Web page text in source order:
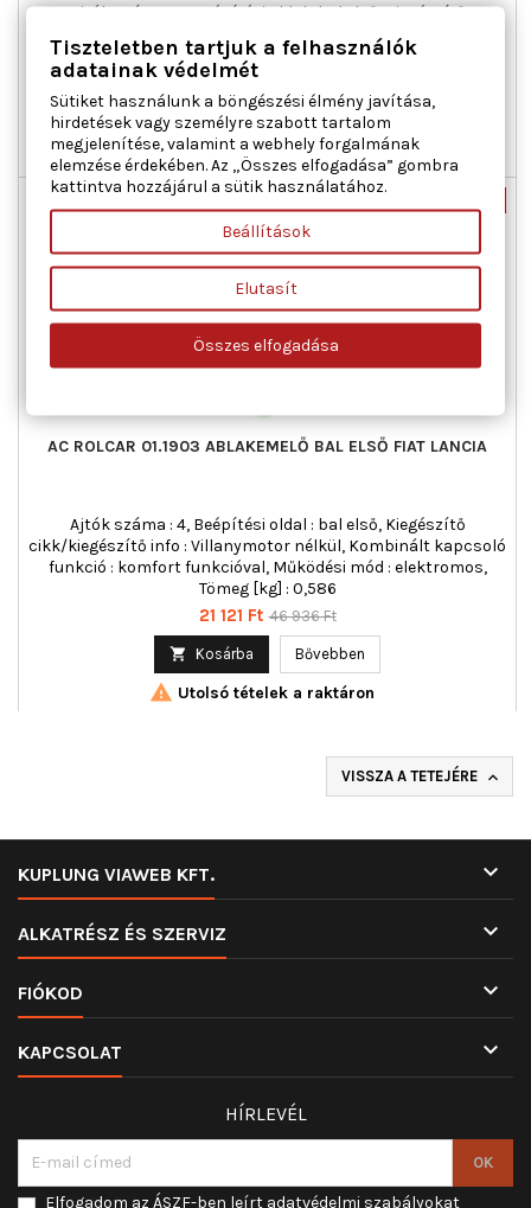
Ajtók száma : 5, Beépítési oldal : bal első, Kiegészítő
cikk/kiegészítő info : Villanymotor nélkül, Működési mód :
elektromos, Páros cikkszám : 350103161600
Ár
42 355 Ft
ár
 Kosárba Bővebben
 Nincs-készleten
AC ROLCAR 01.1903 ABLAKEMELŐ BAL ELSŐ FIAT LANCIA
Ajtók száma : 4, Beépítési oldal : bal első, Kiegészítő
cikk/kiegészítő info : Villanymotor nélkül, Kombinált kapcsoló
funkció : komfort funkcióval, Működési mód : elektromos,
Tömeg [kg] : 0,586
Ár
21 121 Ft Normál
46 936 Ft
 Kosárba Bővebben
 Utolsó tételek a raktáron
VISSZA A TETEJÉRE 
KUPLUNG VIAWEB KFT. 
ALKATRÉSZ ÉS SZERVIZ 
FIÓKOD 
KAPCSOLAT 
HÍRLEVÉL
Elfogadom az ÁSZF-ben leírt adatvédelmi szabályokat
Tiszteletben tartjuk a felhasználók
adatainak védelmét
Sütiket használunk a böngészési élmény javítása,
hirdetések vagy személyre szabott tartalom
megjelenítése, valamint a webhely forgalmának
elemzése érdekében. Az „Összes elfogadása” gombra
kattintva hozzájárul a sütik használatához.
Beállítások
Elutasít
Összes elfogadása